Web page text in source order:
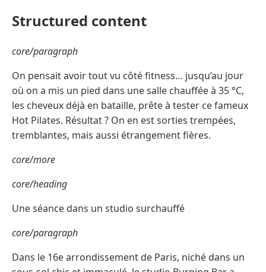
Structured content
core/paragraph
On pensait avoir tout vu côté fitness… jusqu’au jour
où on a mis un pied dans une salle chauffée à 35 °C,
les cheveux déjà en bataille, prête à tester ce fameux
Hot Pilates. Résultat ? On en est sorties trempées,
tremblantes, mais aussi étrangement fières.
core/more
core/heading
Une séance dans un studio surchauffé
core/paragraph
Dans le 16e arrondissement de Paris, niché dans un